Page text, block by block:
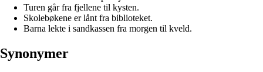
Turen går fra fjellene til kysten.
Skolebøkene er lånt fra biblioteket.
Barna lekte i sandkassen fra morgen til kveld.
Synonymer